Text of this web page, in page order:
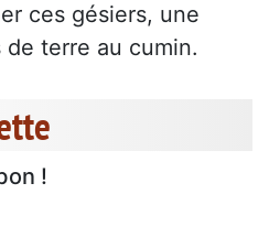
ces gésiers, une
terre au cumin.
!